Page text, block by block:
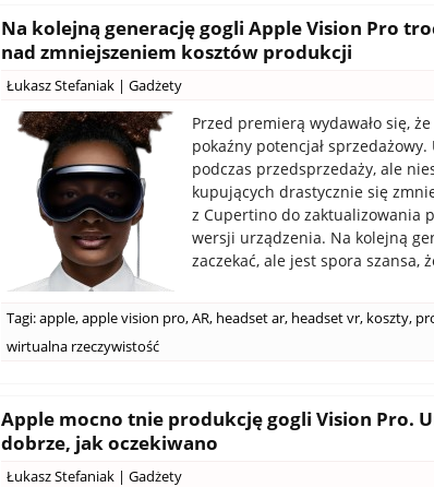
Na kolejną generację gogli Apple Vision Pro
nad zmniejszeniem kosztów produkcji
Łukasz Stefaniak | Gadżety
Przed premierą wydawało się,
pokaźny potencjał
podczas przedsprzedaży, ale
kupujących drastycznie się
z Cupertino do zaktualizowania
wersji urządzenia. Na kolejną
zaczekać, ale jest spora szansa,
Tagi:apple,apple vision pro,AR, headset ar, headset vr, koszty,
wirtualna rzeczywistość
Apple mocno tnie produkcję gogli Vision Pro.
dobrze, jak oczekiwano
Łukasz Stefaniak | Gadżety